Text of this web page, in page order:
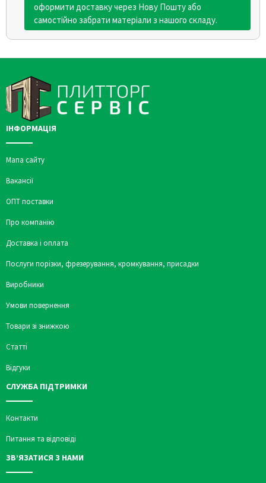
оформити доставку через Нову Пошту або
самостійно забрати матеріали з нашого складу.
ІНФОРМАЦІЯ
Мапа сайту
Вакансії
ОПТ поставки
Про компанію
Доставка і оплата
Послуги порізки, фрезерування, кромкування, присадки
Виробники
Умови повернення
Товари зі знижкою
Статті
Відгуки
СЛУЖБА ПІДТРИМКИ
Контакти
Питання та відповіді
ЗВ’ЯЗАТИСЯ З НАМИ